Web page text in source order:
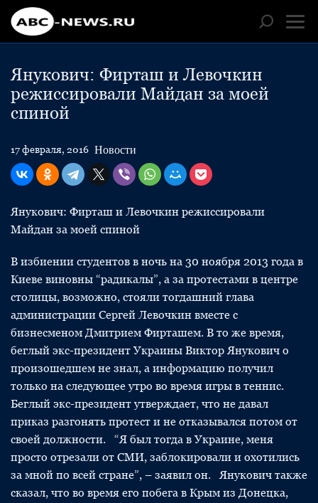
Янукович: Фирташ и Левочкин
режиссировали Майдан за моей
спиной
17 февраля, 2016 Новости
Янукович: Фирташ и Левочкин режиссировали
Майдан за моей спиной
В избиении студентов в ночь на 30 ноября 2013 года в
Киеве виновны “радикалы”, а за протестами в центре
столицы, возможно, стояли тогдашний глава
администрации Сергей Левочкин вместе с
бизнесменом Дмитрием Фирташем. В то же время,
беглый экс-президент Украины Виктор Янукович о
произошедшем не знал, а информацию получил
только на следующее утро во время игры в теннис.
Беглый экс-президент утверждает, что не давал
приказ разгонять протест и не отказывался потом от
своей должности. “Я был тогда в Украине, меня
просто отрезали от СМИ, заблокировали и охотились
за мной по всей стране”, – заявил он. Янукович также
сказал, что во время его побега в Крым из Донецка,